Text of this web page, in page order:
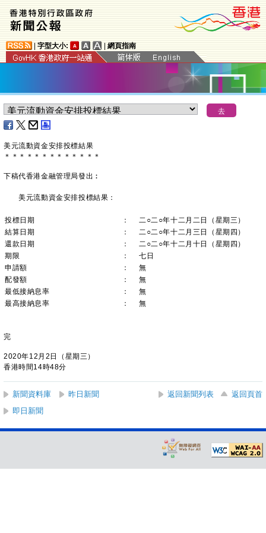
字型大小: 網頁指南
美元流動資金安排投標結果
＊ ＊ ＊ ＊ ＊ ＊ ＊ ＊ ＊ ＊ ＊ ＊ ＊
下稿代香港金融管理局發出︰
美元流動資金安排投標結果：
投標日期 ：
二○二○年十二月二日（星期三）
結算日期
：
二○二○年十二月三日（星期四）
還款日期
：
二○二○年十二月十日（星期四）
期限
：
七日
申請額
：
無
配發額
：
無
最低接納息率
：
無
最高接納息率
： 無
完
2020年12月2日（星期三）
香港時間14時48分
新聞資料庫 昨日新聞 返回新聞列表
返回頁首
即日新聞